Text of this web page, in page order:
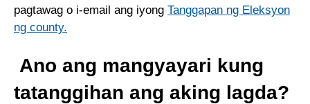
pagtawag o i-email ang iyong Tanggapan ng Eleksyon
ng county.
Ano ang mangyayari kung
tatanggihan ang aking lagda?